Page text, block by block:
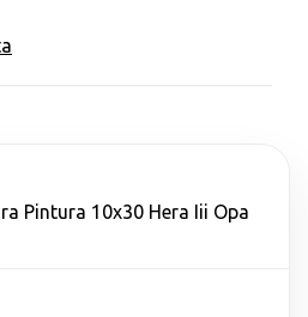
Pintura 10x30 Hera Iii Opa